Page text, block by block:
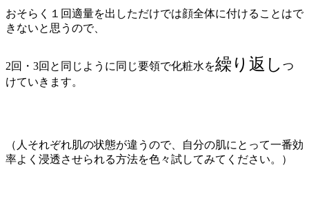
おそらく１回適量を出しただけでは顔全体に付けることはで
きないと思うので、
2回・3回と同じように同じ要領で化粧水を繰り返し つ
けていきます。
（人それぞれ肌の状態が違うので、自分の肌にとって一番効
率よく浸透させられる方法を色々試してみてください。）